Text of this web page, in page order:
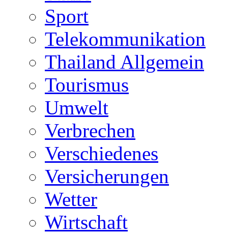
Sport
Telekommunikation
Thailand Allgemein
Tourismus
Umwelt
Verbrechen
Verschiedenes
Versicherungen
Wetter
Wirtschaft